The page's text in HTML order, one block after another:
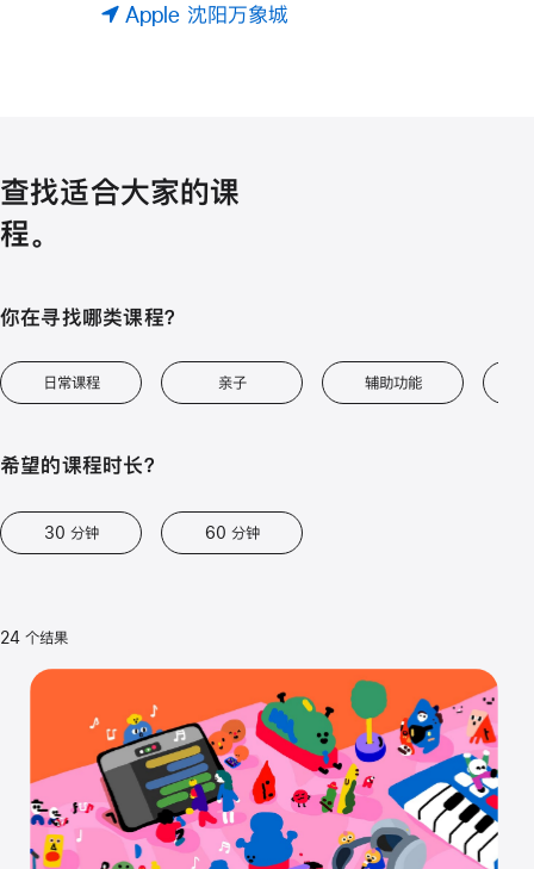
Apple 沈阳万象城
查找适合大家的课
程。
你在寻找哪类课程？
日常课程 亲子 辅助功能
希望的课程时长？
30 分钟 60 分钟
24 个结果